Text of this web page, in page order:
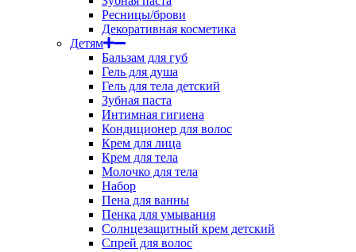
Ресницы/брови
Декоративная косметика
Детям
Бальзам для губ
Гель для душа
Гель для тела детский
Зубная паста
Интимная гигиена
Кондиционер для волос
Крем для лица
Крем для тела
Молочко для тела
Набор
Пена для ванны
Пенка для умывания
Солнцезащитный крем детский
Спрей для волос